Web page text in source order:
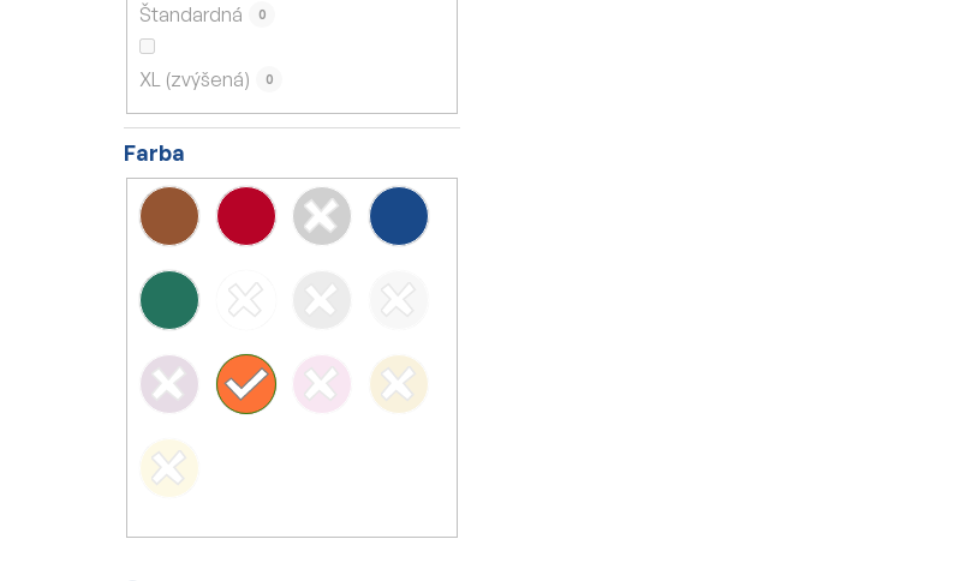
Štandardná 0
XL (zvýšená) 0
Farba